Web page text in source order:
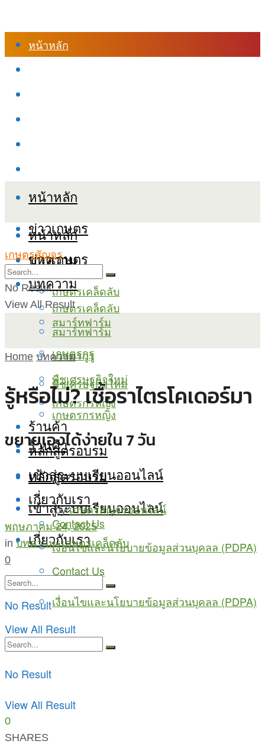
หน้าหลัก
หน้าหลัก
ข่าวเกษตร
บทความ
เกษตรเคล็ดลับ
สมาร์ทฟาร์ม
เกษตรกูรู
พืชเศรษฐกิจใหม่
เกษตรกรหญิง
ร้านค้า
หลักสูตรอบรม
เข้าสู่ระบบเรียนออนไลน์
เกี่ยวกับเรา
Contact Us
เงื่อนไขและนโยบายข้อมูลส่วนบุคลล (PDPA)
No Result
View All Result
หน้าหลัก
ข่าวเกษตร
บทความ
เกษตรเคล็ดลับ
สมาร์ทฟาร์ม
เกษตรกูรู
พืชเศรษฐกิจใหม่
เกษตรกรหญิง
ร้านค้า
หลักสูตรอบรม
เข้าสู่ระบบเรียนออนไลน์
เกี่ยวกับเรา
Contact Us
เงื่อนไขและนโยบายข้อมูลส่วนบุคลล (PDPA)
No Result
View All Result
เกษตรสัญจร
No Result
View All Result
Home บทความ
รู้หรือไม่? เชื้อราไตรโคเดอร์มา
ขยายเองได้ง่ายใน 7 วัน
by เกษตรสัญจรออนไลน์
พฤษภาคม 24, 2025
in บทความ,เกษตรเคล็ดลับ
0
0
SHARES